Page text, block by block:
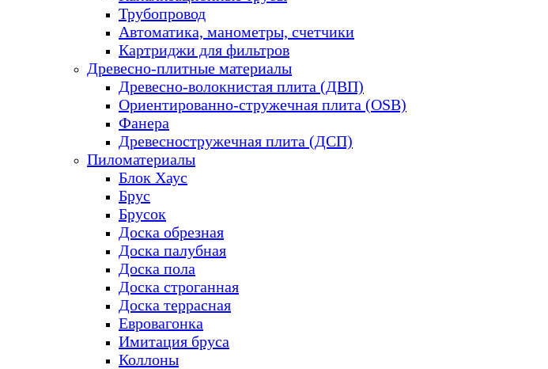
Трубопровод
Автоматика, манометры, счетчики
Картриджи для фильтров
Древесно-плитные материалы
Древесно-волокнистая плита (ДВП)
Ориентированно-стружечная плита (OSB)
Фанера
Древесностружечная плита (ДСП)
Пиломатериалы
Блок Хаус
Брус
Брусок
Доска обрезная
Доска палубная
Доска пола
Доска строганная
Доска террасная
Евровагонка
Имитация бруса
Коллоны